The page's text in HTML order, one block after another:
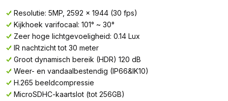
Resolutie: 5MP, 2592 x 1944 (30 fps)
Kijkhoek varifocaal: 101° ~ 30°
Zeer hoge lichtgevoeligheid: 0.14 Lux
IR nachtzicht tot 30 meter
Groot dynamisch bereik (HDR) 120 dB
Weer- en vandaalbestendig (IP66&IK10)
H.265 beeldcompressie
MicroSDHC-kaartslot (tot 256GB)